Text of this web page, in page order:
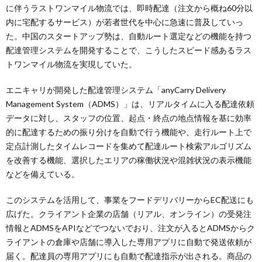
に伴うラストワンマイル物流では、即時配達（注文から概ね60分以
内に宅配するサービス）が若者世代を中心に急速に普及していっ
た。中国のスタートアップ勢は、自動ルート選定などの機能を持つ
配達管理システムを開発することで、こうしたスピード感あるラス
トワンマイル物流を実現していた。
エニキャリが開発した配達管理システム「anyCarry Delivery
Management System（ADMS）」は、リアルタイムに入る配達依頼
データに対し、スタッフの位置、起点・終点の地点情報を基に効率
的に配達するための振り分けを自動で行う機能や、走行ルート上で
定点計測したタイムレコードを集めて配達ルート検索アルゴリズム
を改善する機能、選択したエリアの稼働状況や混雑状況の表示機能
などを備えている。
このシステムを活用して、事業をフードデリバリーからEC配送にも
広げた。クライアント企業の店舗（リアル、オンライン）の受発注
情報とADMSをAPIなどでつないでおり、注文が入るとADMSからク
ライアントの倉庫や店舗に導入した専用アプリに自動で発送依頼が
届く。配達員の専用アプリにも自動で配達指示が出される。商品の